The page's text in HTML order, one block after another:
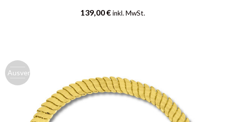
139,00€ inkl. MwSt.
Ausverk.